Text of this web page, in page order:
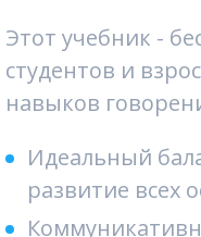
Этот учебник -
студентов и
навыков
Идеальный
развитие всех